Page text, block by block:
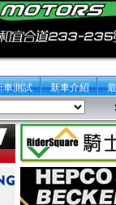
車測試 新車介紹